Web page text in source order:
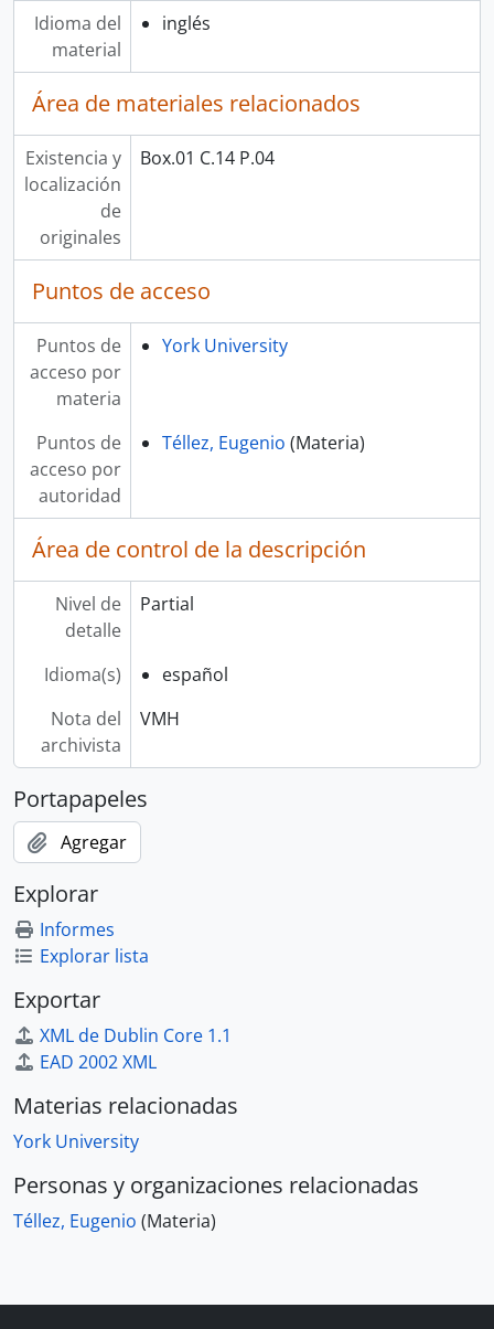
Idioma del
material
inglés
Área de materiales relacionados
Existencia y
localización
de
originales
Box.01 C.14 P.04
Puntos de acceso
Puntos de
acceso por
materia
York University
Puntos de
acceso por
autoridad
Téllez, Eugenio (Materia)
Área de control de la descripción
Nivel de
detalle
Partial
Idioma(s)
español
Nota del
archivista
VMH
Portapapeles
Agregar
Explorar
Informes
Explorar lista
Exportar
XML de Dublin Core 1.1
EAD 2002 XML
Materias relacionadas
York University
Personas y organizaciones relacionadas
Téllez, Eugenio (Materia)